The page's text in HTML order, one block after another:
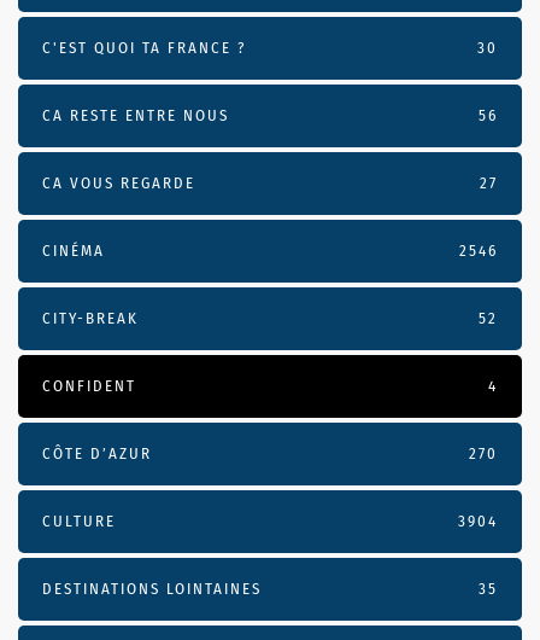
C'EST QUOI TA FRANCE ? 30
CA RESTE ENTRE NOUS 56
CA VOUS REGARDE 27
CINÉMA 2546
CITY-BREAK 52
CONFIDENT 4
CÔTE D’AZUR 270
CULTURE 3904
DESTINATIONS LOINTAINES 35